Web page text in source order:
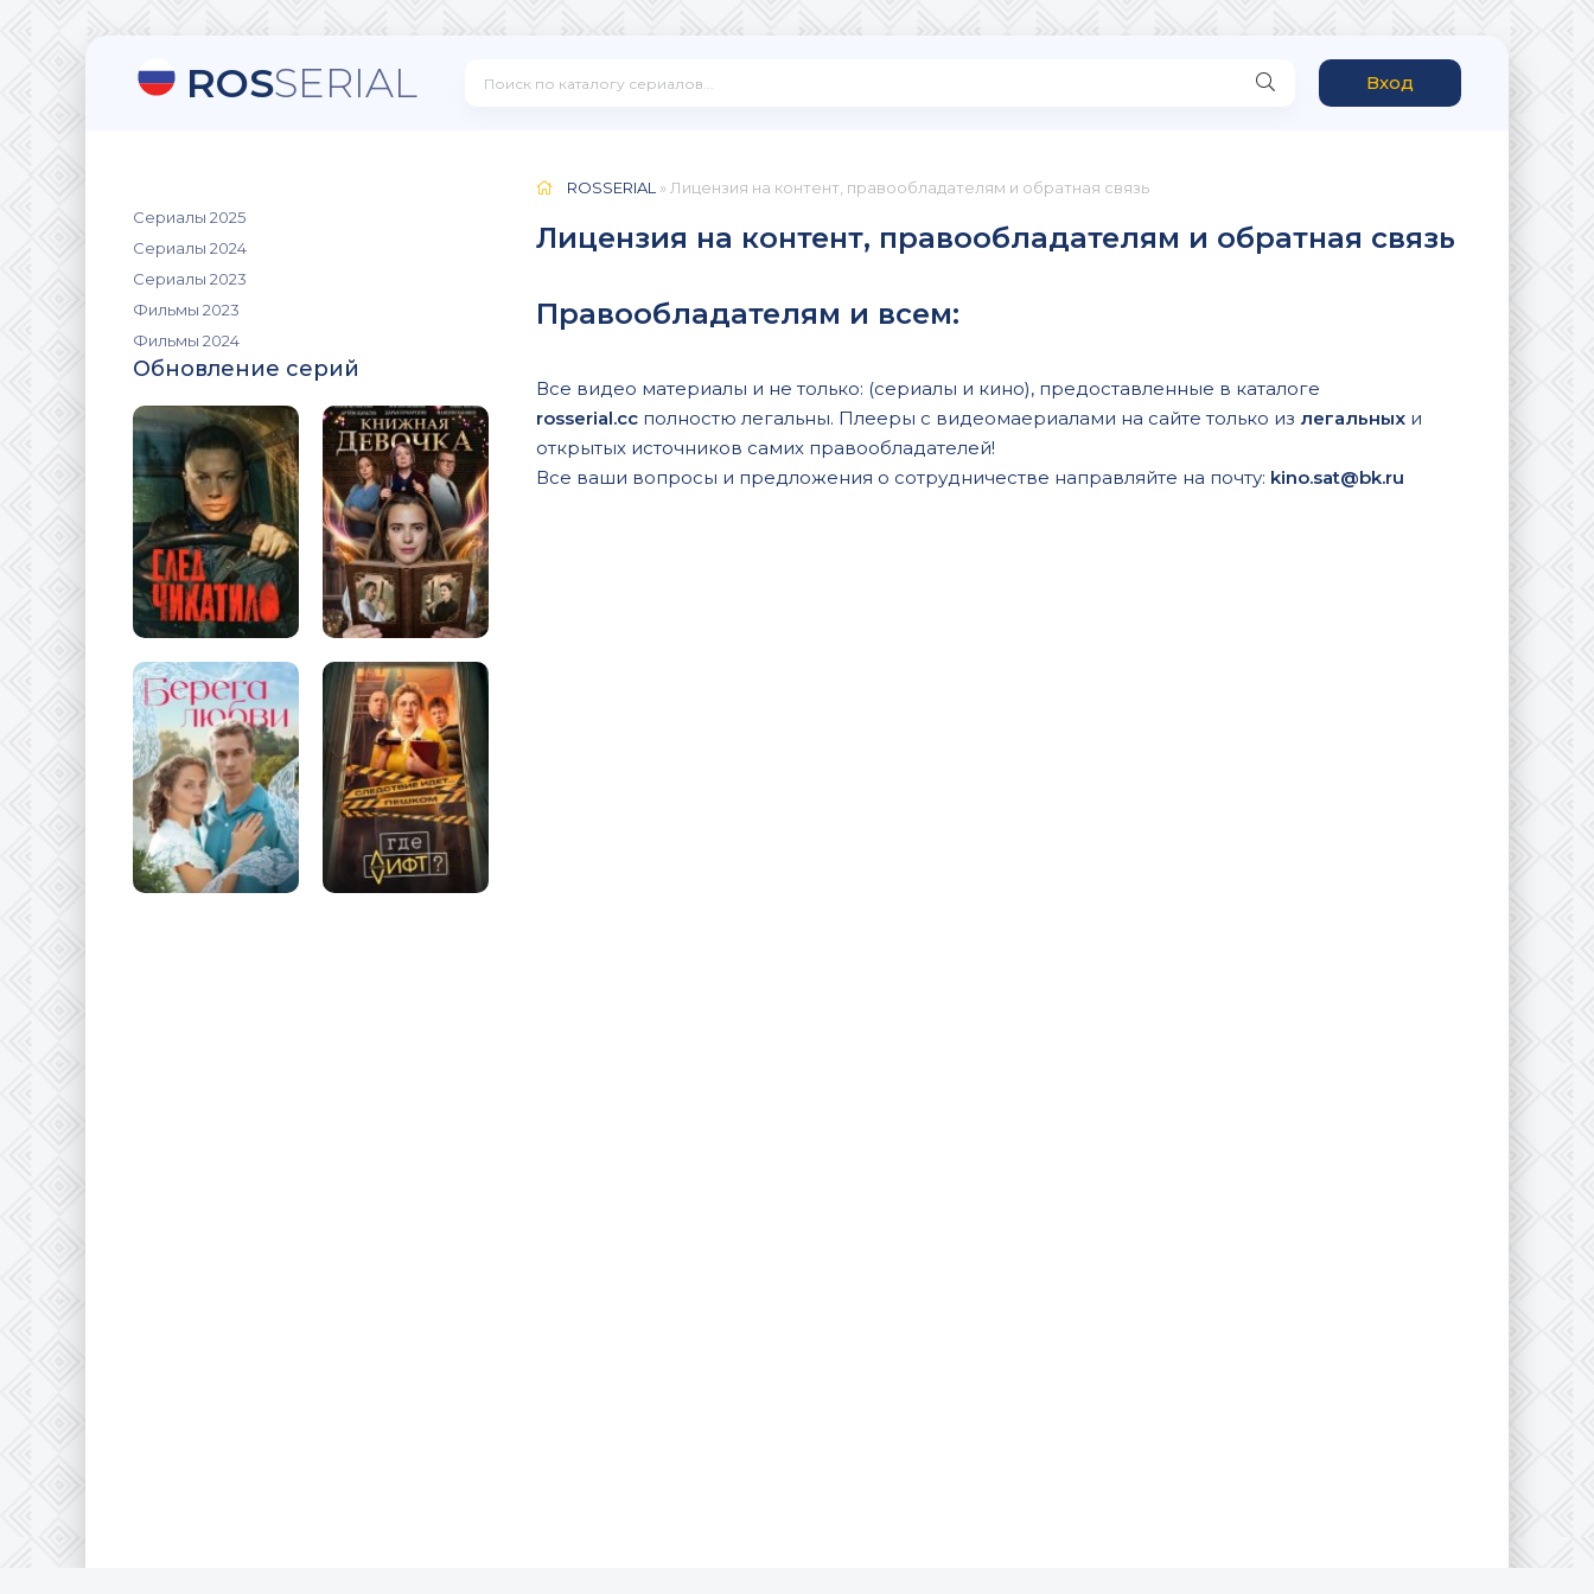
ROSSERIAL Вход
Сериалы 2025
Сериалы 2024
Сериалы 2023
Фильмы 2023
Фильмы 2024
Обновление серий
ROSSERIAL » Лицензия на контент, правообладателям и обратная связь
Лицензия на контент, правообладателям и обратная связь
Правообладателям и всем:
Все видео материалы и не только: (сериалы и кино), предоставленные в каталоге
rosserial.cc полностю легальны. Плееры с видеомаериалами на сайте только из легальных и
открытых источников самих правообладателей!
Все ваши вопросы и предложения о сотрудничестве направляйте на почту: kino.sat@bk.ru